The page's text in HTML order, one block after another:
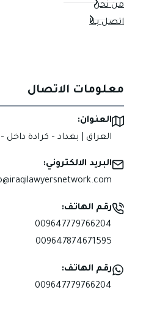
من نحن
اتصل بنا
معلومات الاتصال
العنوان:
العراق | بغداد – كرادة
البريد الالكتروني:
رقم الهاتف:
009647779766204
009647874671595
رقم الهاتف:
009647779766204